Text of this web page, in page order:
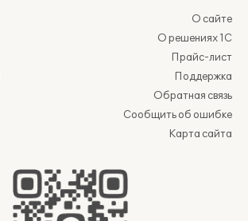
О сайте
О решениях 1С
Прайс-лист
Поддержка
Обратная связь
Сообщить об ошибке
Карта сайта